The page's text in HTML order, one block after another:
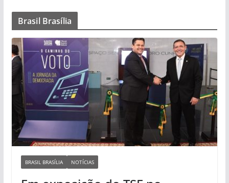
Brasil Brasília
BRASIL BRASÍLIA NOTÍCIAS